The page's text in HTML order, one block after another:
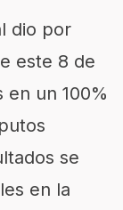
dio por
este 8 de
en un 100%
se
en la